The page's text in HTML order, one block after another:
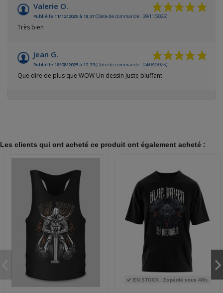
Valerie O.
Publié le 11/12/2025 à 18:37(Date de commande : 29/11/2025)
Très bien
Jean G.
Publié le 18/08/2025 à 12:29(Date de commande : 04/08/2025)
Que dire de plus que WOW Un dessin juste bluffant
Les clients qui ont acheté ce produit ont également acheté :
EN STOCK : Expédié sous 48h.